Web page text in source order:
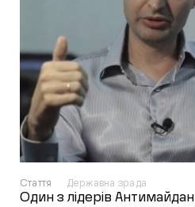
Стаття Державна зрада
Один з лідерів